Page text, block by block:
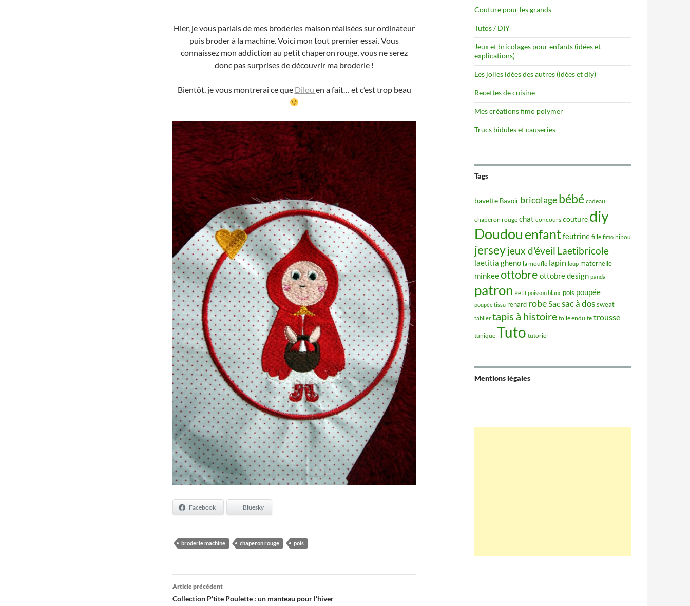
Hier, je vous parlais de mes broderies maison réalisées sur ordinateur
puis broder à la machine. Voici mon tout premier essai. Vous
connaissez mon addiction au petit chaperon rouge, vous ne serez
donc pas surprises de découvrir ma broderie !
Bientôt, je vous montrerai ce que Dilou en a fait… et c’est trop beau
Facebook Bluesky
broderie machine chaperon rouge pois
Navigation
des
Article précédent
Collection P’tite Poulette : un manteau pour l’hiver
Couture pour les grands
Tutos / DIY
Jeux et bricolages pour enfants (idées et
explications)
Les jolies idées des autres (idées et diy)
Recettes de cuisine
Mes créations fimo polymer
Trucs bidules et causeries
Tags
bavette Bavoir bricolagebébé cadeau
chaperon rouge chat concours couture diy
Doudou enfantfeutrine fille fimo hibou
jerseyjeux d'éveil Laetibricole
laetitia gheno la moufle lapin loup maternelle
minkeeottobre ottobre design panda
patron Petit poisson blanc pois poupée
poupée tissu renard robeSacsac à dossweat
tablier tapis à histoire toile enduite trousse
tunique Tuto tutoriel
Mentions légales